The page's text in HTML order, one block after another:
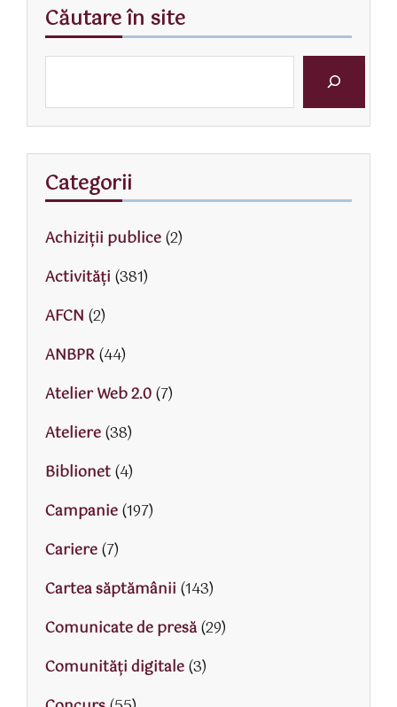
Căutare în site
Categorii
Achiziții publice(2)
Activităţi (381)
AFCN (2)
ANBPR(44)
Atelier Web 2.0(7)
Ateliere(38)
Biblionet(4)
Campanie(197)
Cariere(7)
Cartea săptămânii (143)
Comunicate de presă(29)
Comunități digitale(3)